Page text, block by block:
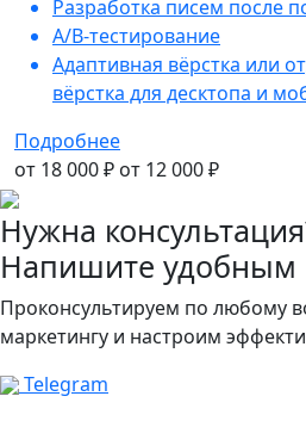
Разработка писем после
A/B-тестирование
Адаптивная вёрстка или
вёрстка для десктопа и
Подробнее
от 18 000 ₽ от 12 000 ₽
Нужна
Напишите удобным
Проконсультируем по любому
маркетингу и настроим
Telegram